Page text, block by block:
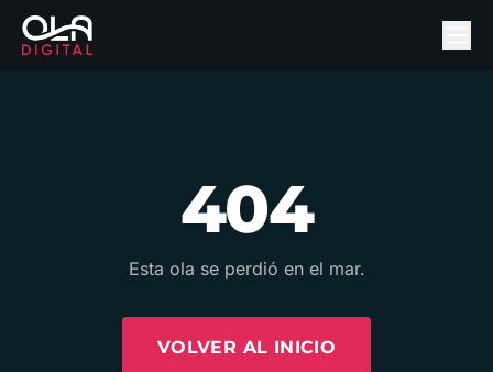
404
Esta ola se perdió en el mar.
VOLVER AL INICIO